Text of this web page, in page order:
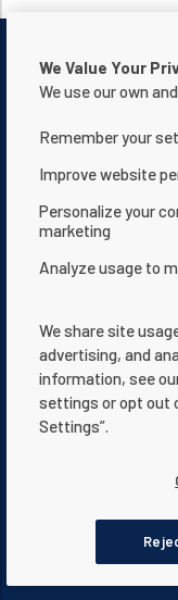
actions supplémentaires
Nous contacter
Conditions d'utilisation
Déclaration
Cookie Settings
Les logos et
©
We Value Your
We use our own
Remember your
Improve website
Personalize your
marketing
Analyze usage to
We share site
advertising, and
information, see
settings or opt out
Settings”.